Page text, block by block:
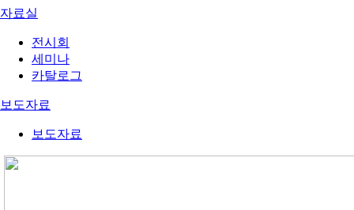
자료실
전시회
세미나
카탈로그
보도자료
보도자료